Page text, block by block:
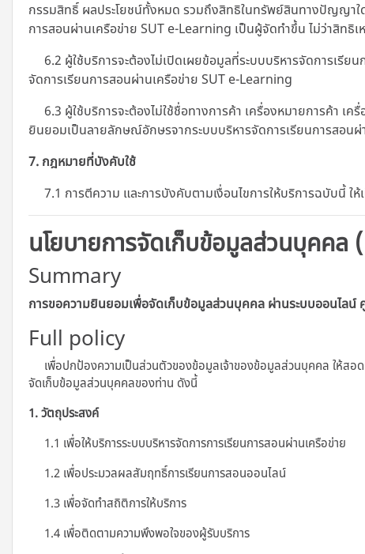
กรรมสิทธิ์ ผลประโยชน์ทั้งหมด รวมถึงสิทธิในทรัพย์สินทางปัญญาใ
การสอนผ่านเครือข่าย SUT e-Learning เป็นผู้จัดทำขึ้น ไม่ว่าสิทธิเ
6.2 ผู้ใช้บริการจะต้องไม่เปิดเผยข้อมูลที่ระบบบริหารจัดการเรี
จัดการเรียนการสอนผ่านเครือข่าย SUT e-Learning
6.3 ผู้ใช้บริการจะต้องไม่ใช้ชื่อทางการค้า เครื่องหมายการค้า เ
ยินยอมเป็นลายลักษณ์อักษรจากระบบบริหารจัดการเรียนการสอน
7. กฎหมายที่บังคับใช้
7.1 การตีความ และการบังคับตามเงื่อนไขการให้บริการฉบับนี้ ใ
นโยบายการจัดเก็บข้อมูลส่วนบุคคล
Summary
การขอความยินยอมเพื่อจัดเก็บข้อมูลส่วนบุคคล ผ่านระบบออนไลน์
Full policy
เพื่อปกป้องความเป็นส่วนตัวของข้อมูลเจ้าของข้อมูลส่วนบุคคล ให้สอ
จัดเก็บข้อมูลส่วนบุคคลของท่าน ดังนี้
1. วัตถุประสงค์
1.1 เพื่อให้บริการระบบบริหารจัดการการเรียนการสอนผ่านเครือข่าย
1.2 เพื่อประมวลผลสัมฤทธิ์การเรียนการสอนออนไลน์
1.3 เพื่อจัดทำสถิติการให้บริการ
1.4 เพื่อติดตามความพึงพอใจของผู้รับบริการ